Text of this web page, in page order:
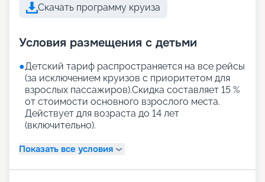
Скачать программу круиза
Условия размещения с детьми
●Детский тариф распространяется на все рейсы
(за исключением круизов с приоритетом для
взрослых пассажиров).Скидка составляет 15 %
от стоимости основного взрослого места.
Действует для возраста до 14 лет
(включительно).
Показать все условия